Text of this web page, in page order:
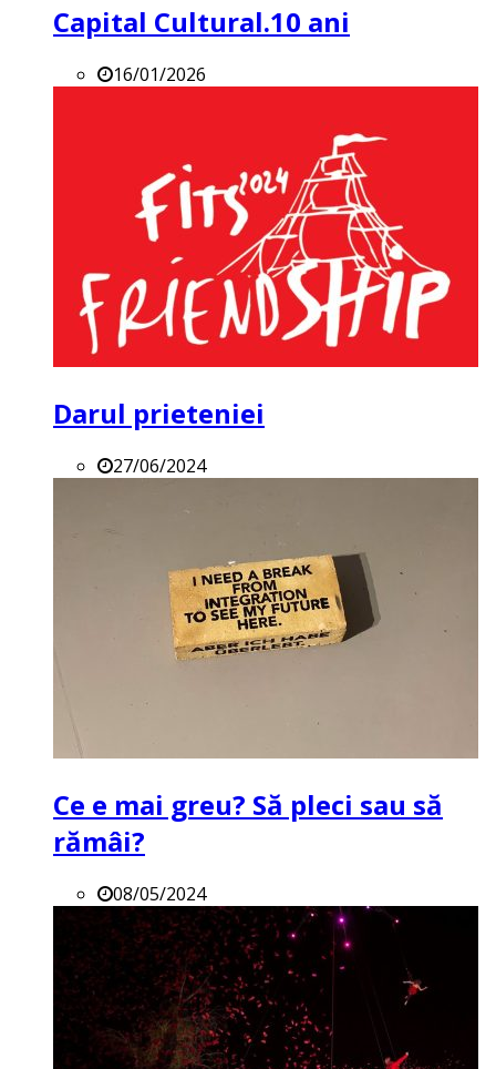
Capital Cultural.10 ani
16/01/2026
Darul prieteniei
27/06/2024
Ce e mai greu? Să pleci sau să
rămâi?
08/05/2024